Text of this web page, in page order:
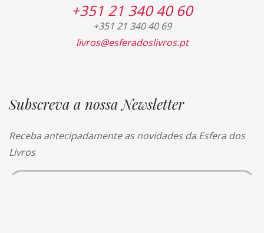
+351 21 340 40 60
+351 21 340 40 69
livros@esferadoslivros.pt
Subscreva a nossa Newsletter
Receba antecipadamente as novidades da Esfera dos
Livros